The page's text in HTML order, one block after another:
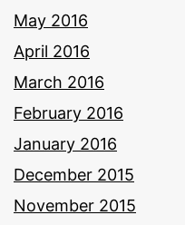
May 2016
April 2016
March 2016
February 2016
January 2016
December 2015
November 2015